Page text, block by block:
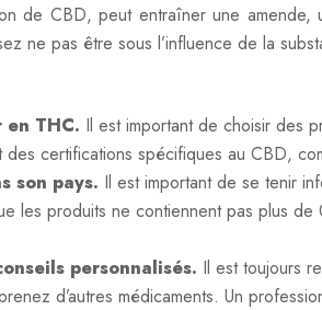
de CBD, peut entraîner une
ne pas être sous l’influence de la
THC. Il est important de choisir des
certifications spécifiques au CBD,
son pays. Il est important de se tenir
les produits ne contiennent pas plus
personnalisés. Il est toujours
d’autres médicaments. Un